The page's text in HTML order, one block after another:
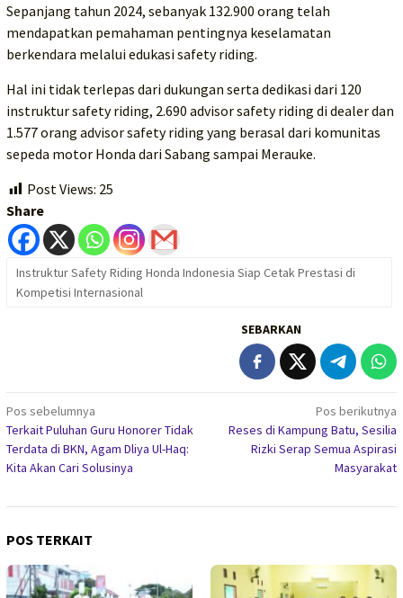
Sepanjang tahun 2024, sebanyak 132.900 orang telah
mendapatkan pemahaman pentingnya keselamatan
berkendara melalui edukasi safety riding.
Hal ini tidak terlepas dari dukungan serta dedikasi dari 120
instruktur safety riding, 2.690 advisor safety riding di dealer dan
1.577 orang advisor safety riding yang berasal dari komunitas
sepeda motor Honda dari Sabang sampai Merauke.
Post Views: 25
Share
Instruktur Safety Riding Honda Indonesia Siap Cetak Prestasi di
Kompetisi Internasional
SEBARKAN
Navigasi
pos
Pos sebelumnya
Terkait Puluhan Guru Honorer Tidak
Terdata di BKN, Agam Dliya Ul-Haq:
Kita Akan Cari Solusinya
Pos berikutnya
Reses di Kampung Batu, Sesilia
Rizki Serap Semua Aspirasi
Masyarakat
POS TERKAIT